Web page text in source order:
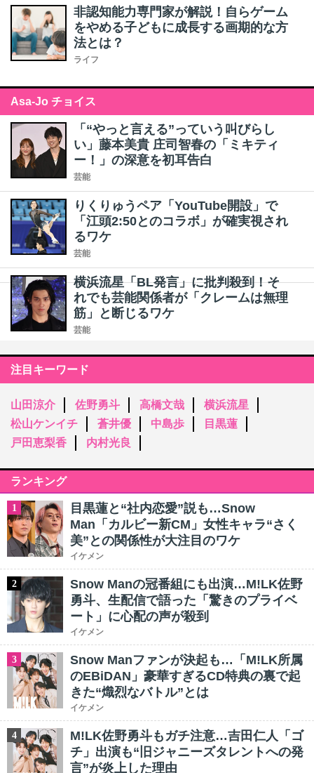
非認知能力専門家が解説！自らゲーム
をやめる子どもに成長する画期的な方
法とは？
ライフ
Asa-Jo チョイス
「“やっと言える”っていう叫びらし
い」藤本美貴 庄司智春の「ミキティ
ー！」の深意を初耳告白
芸能
りくりゅうペア「YouTube開設」で
「江頭2:50とのコラボ」が確実視され
るワケ
芸能
横浜流星「BL発言」に批判殺到！そ
れでも芸能関係者が「クレームは無理
筋」と断じるワケ
芸能
注目キーワード
山田涼介 佐野勇斗 高橋文哉
横浜流星
松山ケンイチ
蒼井優 中島歩
目黒蓮
戸田恵梨香
内村光良
ランキング
1
目黒蓮と“社内恋愛”説も…Snow
Man「カルビー新CM」女性キャラ“さく
美”との関係性が大注目のワケ
イケメン
2
Snow Manの冠番組にも出演…M!LK佐野
勇斗、生配信で語った「驚きのプライベ
ート」に心配の声が殺到
イケメン
3
Snow Manファンが決起も…「M!LK所属
のEBiDAN」豪華すぎるCD特典の裏で起
きた“熾烈なバトル”とは
イケメン
4
M!LK佐野勇斗もガチ注意…吉田仁人「ゴ
チ」出演も“旧ジャニーズタレントへの発
言”が炎上した理由